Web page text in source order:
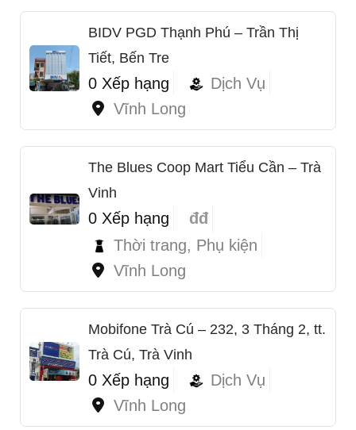
BIDV PGD Thạnh Phú – Trần Thị
Tiết, Bến Tre
0 Xếp hạng
Dịch Vụ
Vĩnh Long
The Blues Coop Mart Tiểu Cần – Trà
Vinh
0 Xếp hạng
đđ
Thời trang, Phụ kiện
Vĩnh Long
Mobifone Trà Cú – 232, 3 Tháng 2, tt.
Trà Cú, Trà Vinh
0 Xếp hạng
Dịch Vụ
Vĩnh Long